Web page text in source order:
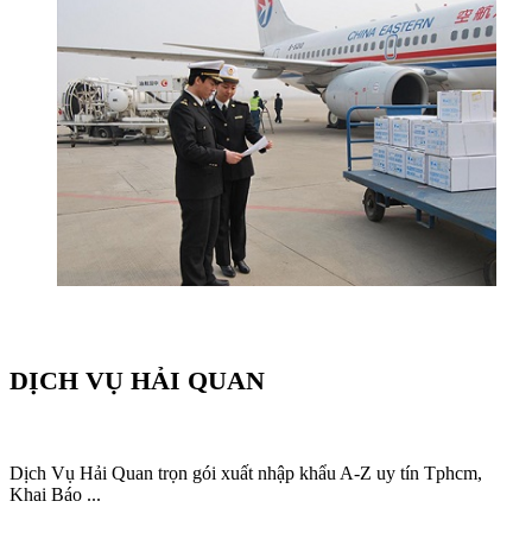
DỊCH VỤ HẢI QUAN
Dịch Vụ Hải Quan trọn gói xuất nhập khẩu A-Z uy tín Tphcm,
Khai Báo ...